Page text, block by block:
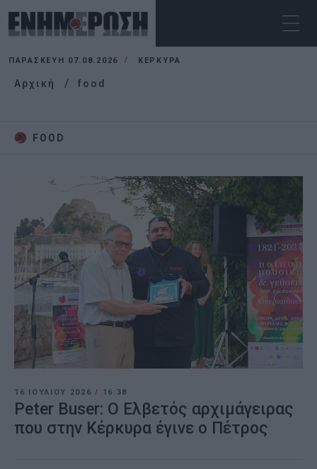
ΠΑΡΑΣΚΕΥΉ 07.08.2026 ΚΕΡΚΥΡΑ
Αρχική food
FOOD
16 ΙΟΥΛΊΟΥ 2026/ 16:38
Peter Buser: Ο Ελβετός αρχιμάγειρας
που στην Κέρκυρα έγινε ο Πέτρος